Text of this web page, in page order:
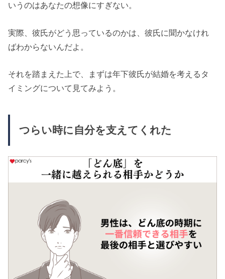
いうのはあなたの想像にすぎない。
実際、彼氏がどう思っているのかは、彼氏に聞かなけれ
ばわからないんだよ。
それを踏まえた上で、まずは年下彼氏が結婚を考えるタ
イミングについて見てみよう。
つらい時に自分を支えてくれた